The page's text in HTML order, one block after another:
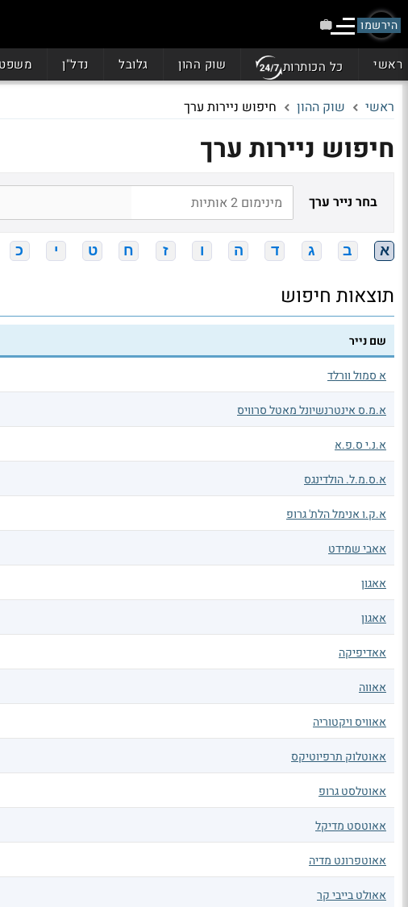
הירשמו
ראשי כל הכותרות שוק ההון גלובל נדל"ן משפט
ראשי שוק ההון חיפוש ניירות ערך
חיפוש ניירות ערך
בחר נייר ערך
א ב ג ד ה ו ז ח ט י כ
תוצאות חיפוש
שם נייר
א סמול וורלד
א.מ.ס אינטרנשיונל מאטל סרוויס
א.נ.י ס.פ.א
א.ס.מ.ל. הולדינגס
א.ק.ו אנימל הלת' גרופ
אאבי שמידט
אאגון
אאגון
אאדיפיקה
אאווה
אאוויס ויקטוריה
אאוטלוק תרפיוטיקס
אאוטלסט גרופ
אאוטסט מדיקל
אאוטפרונט מדיה
אאולט בייבי קר